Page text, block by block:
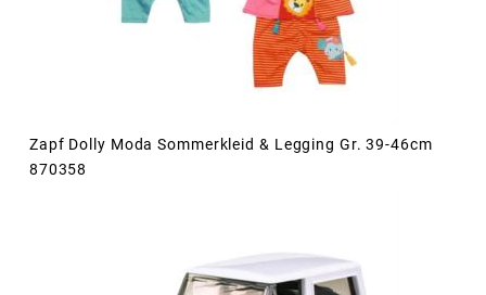
Zapf Dolly Moda Sommerkleid & Legging Gr. 39-46cm
870358